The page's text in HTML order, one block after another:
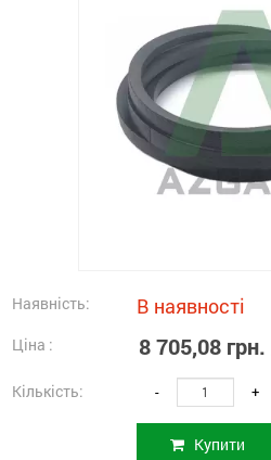
Наявність: В наявності
Ціна : 8 705,08 грн.
Кількість: - +
Купити